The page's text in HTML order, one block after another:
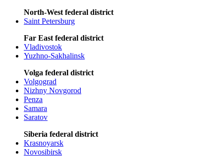
North-West federal district
Saint Petersburg
Far East federal district
Vladivostok
Yuzhno-Sakhalinsk
Volga federal district
Volgograd
Nizhny Novgorod
Penza
Samara
Saratov
Siberia federal district
Krasnoyarsk
Novosibirsk